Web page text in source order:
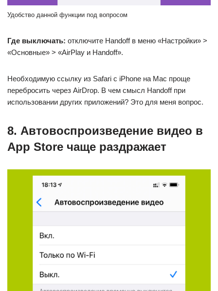
Удобство данной функции под вопросом
Где выключать: отключите Handoff в меню «Настройки» >
«Основные» > «AirPlay и Handoff».
Необходимую ссылку из Safari с iPhone на Mac проще
перебросить через AirDrop. В чем смысл Handoff при
использовании других приложений? Это для меня вопрос.
8. Автовоспроизведение видео в
App Store чаще раздражает